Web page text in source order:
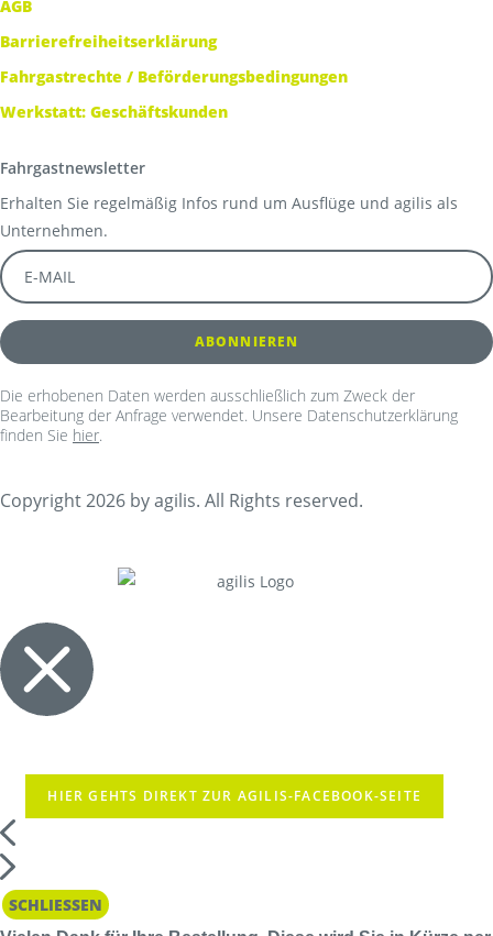
AGB
Barrierefreiheitserklärung
Fahrgastrechte / Beförderungsbedingungen
Werkstatt: Geschäftskunden
Fahrgastnewsletter
Erhalten Sie regelmäßig Infos rund um Ausflüge und agilis als
Unternehmen.
Die erhobenen Daten werden ausschließlich zum Zweck der
Bearbeitung der Anfrage verwendet. Unsere Datenschutzerklärung
finden Sie hier.
Copyright 2026 by agilis. All Rights reserved.
HIER GEHTS DIREKT ZUR AGILIS-FACEBOOK-SEITE
SCHLIESSEN